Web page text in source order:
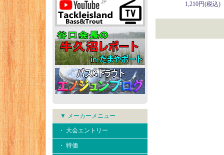
▼ メーカーメニュー
・ 大会エントリー
・ 特価
1,210円(税込)